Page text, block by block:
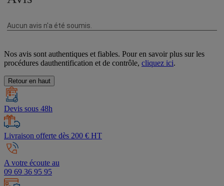
Nos avis sont authentiques et fiables. Pour en savoir plus sur les
procédures dauthentification et de contrôle, cliquez ici.
Retour en haut
Devis sous 48h
Livraison offerte dès 200 € HT
A votre écoute au
09 69 36 95 95